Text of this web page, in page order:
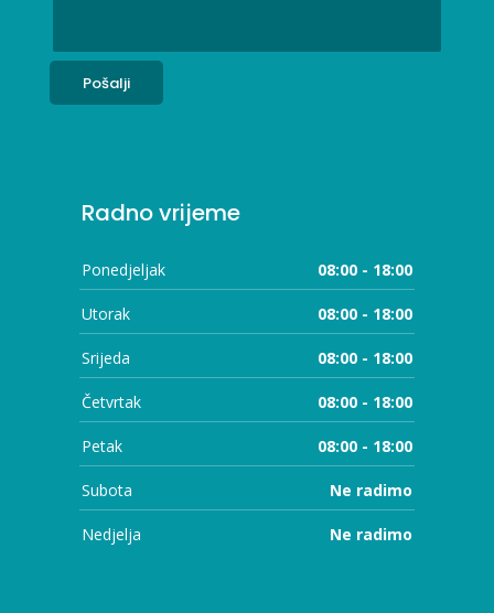
Radno vrijeme
Ponedjeljak 08:00 - 18:00
Utorak 08:00 - 18:00
Srijeda 08:00 - 18:00
Četvrtak 08:00 - 18:00
Petak 08:00 - 18:00
Subota Ne radimo
Nedjelja Ne radimo